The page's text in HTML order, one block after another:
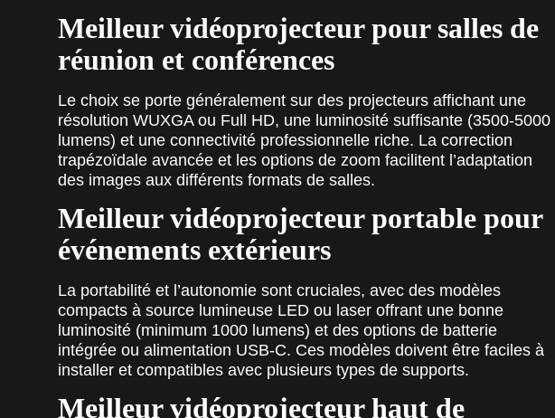
Meilleur vidéoprojecteur pour salles de
réunion et conférences
Le choix se porte généralement sur des projecteurs affichant une
résolution WUXGA ou Full HD, une luminosité suffisante (3500-5000
lumens) et une connectivité professionnelle riche. La correction
trapézoïdale avancée et les options de zoom facilitent l’adaptation
des images aux différents formats de salles.
Meilleur vidéoprojecteur portable pour
événements extérieurs
La portabilité et l’autonomie sont cruciales, avec des modèles
compacts à source lumineuse LED ou laser offrant une bonne
luminosité (minimum 1000 lumens) et des options de batterie
intégrée ou alimentation USB-C. Ces modèles doivent être faciles à
installer et compatibles avec plusieurs types de supports.
Meilleur vidéoprojecteur haut de